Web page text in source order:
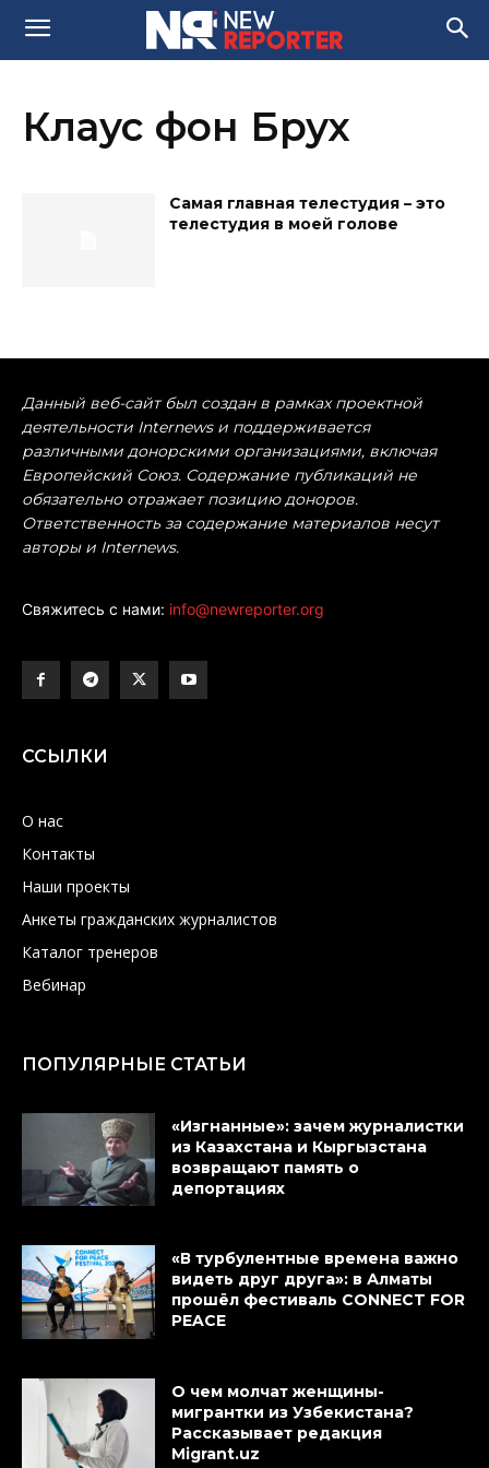
Клаус фон Брух
Самая главная телестудия – это
телестудия в моей голове
Данный веб-сайт был создан в рамках проектной
деятельности Internews и поддерживается
различными донорскими организациями, включая
Европейский Союз. Содержание публикаций не
обязательно отражает позицию доноров.
Ответственность за содержание материалов несут
авторы и Internews.
Свяжитесь с нами: info@newreporter.org
ССЫЛКИ
О нас
Контакты
Наши проекты
Анкеты гражданских журналистов
Каталог тренеров
Вебинар
ПОПУЛЯРНЫЕ СТАТЬИ
«Изгнанные»: зачем журналистки
из Казахстана и Кыргызстана
возвращают память о
депортациях
«В турбулентные времена важно
видеть друг друга»: в Алматы
прошёл фестиваль CONNECT FOR
PEACE
О чем молчат женщины-
мигрантки из Узбекистана?
Рассказывает редакция
Migrant.uz